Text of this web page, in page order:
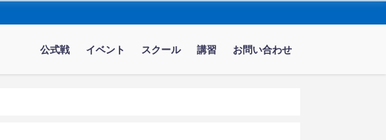
公式戦 イベント スクール 講習 お問い合わせ